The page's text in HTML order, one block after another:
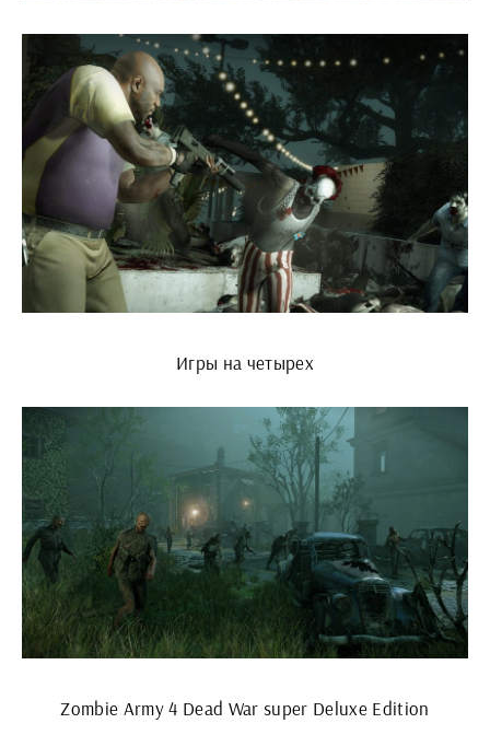
Игры на четырех
Zombie Army 4 Dead War super Deluxe Edition